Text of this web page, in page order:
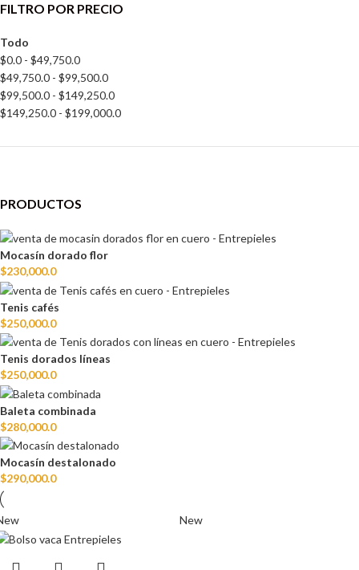
FILTRO POR PRECIO
Todo
$0.0 - $49,750.0
$49,750.0 - $99,500.0
$99,500.0 - $149,250.0
$149,250.0 - $199,000.0
PRODUCTOS
Mocasín dorado flor
$230,000.0
Tenis cafés
$250,000.0
Tenis dorados líneas
$250,000.0
Baleta combinada
$280,000.0
Mocasín destalonado
$290,000.0
New